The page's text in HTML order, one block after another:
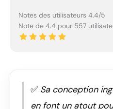
Notes des utilisateurs 4.4/5
Note de 4.4 pour 557
✅ Sa conception
en font un atout